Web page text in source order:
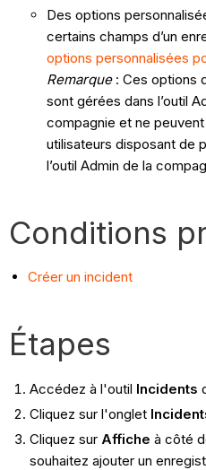
Des options
certains champs d’un
options personnalisées
Remarque: Ces options
sont gérées dans l’outil
compagnie et ne
utilisateurs disposant de
l’outil Admin de la
Conditions
Créer un incident
Étapes
Accédez à l'outil Incidents
Cliquez sur l'onglet
Cliquez sur Affiche à côté
souhaitez ajouter un